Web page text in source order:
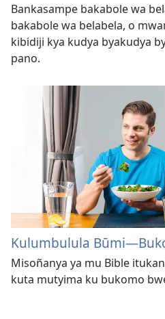
Bankasampe bakabole wa
bakabole wa belabela, o
kibidiji kya kudya byakudya
pano.
Kulumbulula
Misoñanya ya mu Bible
kuta mutyima ku bukomo